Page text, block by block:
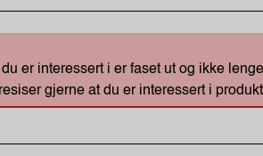
er interessert i er faset ut og ikke
gjerne at du er interessert i